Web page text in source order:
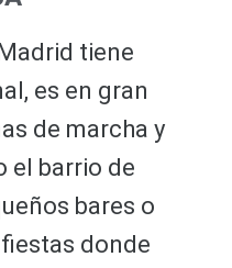
tiene
es en gran
de marcha y
el barrio de
bares o
donde